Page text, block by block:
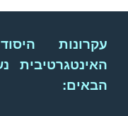
עקרונות
האינטגרטיבית
הבאים: